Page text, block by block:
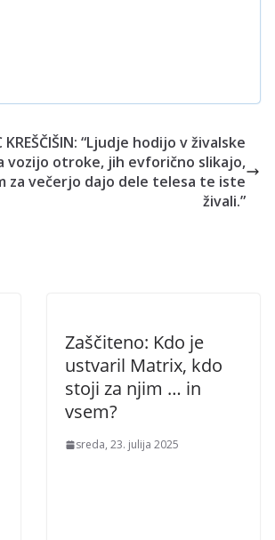
KREŠČIŠIN: “Ljudje hodijo v živalske
vozijo otroke, jih evforično slikajo,
za večerjo dajo dele telesa te iste
živali.”
Zaščiteno: Kdo je
ustvaril Matrix, kdo
stoji za njim … in
vsem?
sreda, 23. julija 2025